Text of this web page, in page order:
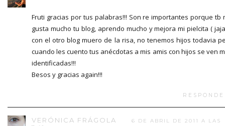
Fruti gracias por tus palabras!!! Son re importantes porque tb
gusta mucho tu blog, aprendo mucho y mejora mi pielcita (
con el otro blog muero de la risa, no tenemos hijos todavia
cuando les cuento tus anécdotas a mis amis con hijos se ven
identificadas!!!
Besos y gracias again!!!
VERÓNICA FRÁGOLA
6 DE ABRIL DE 2011 A LAS